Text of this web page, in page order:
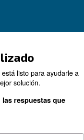
y práctica
aire comprimido:
la caída de